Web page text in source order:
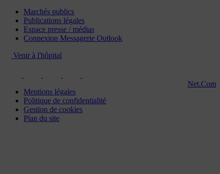
Marchés publics
Publications légales
Espace presse / médias
Connexion Messagerie Outlook
Venir à l'hôpital
Mentions légales
Politique de confidentialité
Gestion de cookies
Plan du site
Net.Com